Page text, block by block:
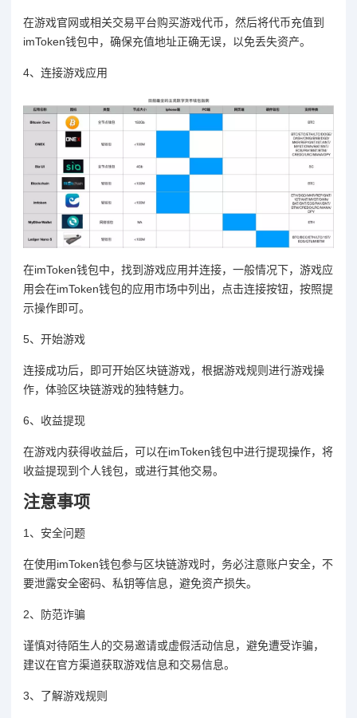
在游戏官网或相关交易平台购买游戏代币，然后将代币充值到
imToken钱包中，确保充值地址正确无误，以免丢失资产。
4、连接游戏应用
在imToken钱包中，找到游戏应用并连接，一般情况下，游戏应
用会在imToken钱包的应用市场中列出，点击连接按钮，按照提
示操作即可。
5、开始游戏
连接成功后，即可开始区块链游戏，根据游戏规则进行游戏操
作，体验区块链游戏的独特魅力。
6、收益提现
在游戏内获得收益后，可以在imToken钱包中进行提现操作，将
收益提现到个人钱包，或进行其他交易。
注意事项
1、安全问题
在使用imToken钱包参与区块链游戏时，务必注意账户安全，不
要泄露安全密码、私钥等信息，避免资产损失。
2、防范诈骗
谨慎对待陌生人的交易邀请或虚假活动信息，避免遭受诈骗，
建议在官方渠道获取游戏信息和交易信息。
3、了解游戏规则